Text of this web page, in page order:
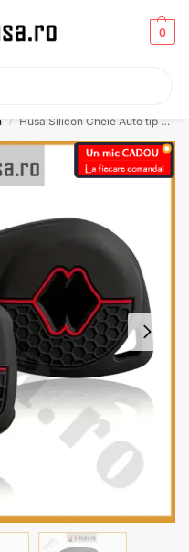
0
/ Husa Silicon Cheie Auto tip Suzuki Opel Fiat Nissan